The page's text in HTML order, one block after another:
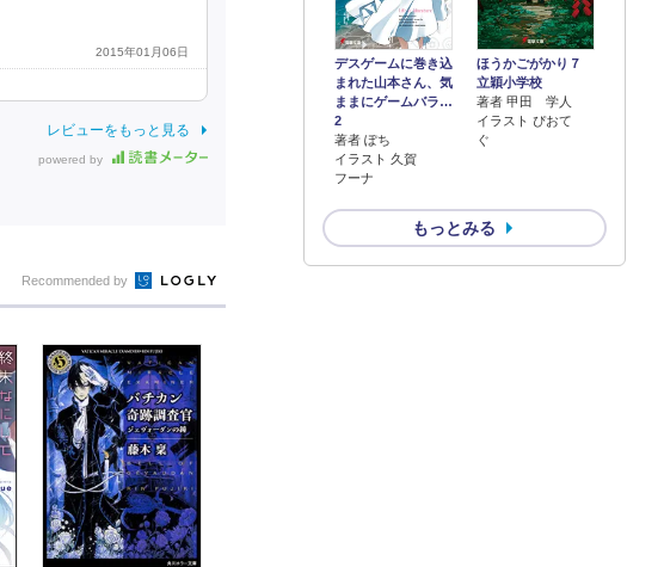
2015年01月06日
レビューをもっと見る
powered by
デスゲームに巻き込
まれた山本さん、気
ままにゲームバラ…
2
著者 ぽち
イラスト 久賀
フーナ
ほうかごがかり７
立穎小学校
著者 甲田 学人
イラスト ぴおて
ぐ
もっとみる
Recommended by